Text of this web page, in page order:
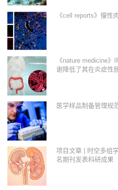
《cell reports》慢性
《nature medicine
谢降低了其在炎症性
医学样品制备管理规
项目文章 | 时空多组
名期刊发表科研成果